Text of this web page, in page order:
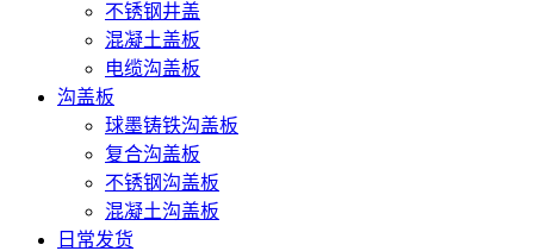
不锈钢井盖
混凝土盖板
电缆沟盖板
沟盖板
球墨铸铁沟盖板
复合沟盖板
不锈钢沟盖板
混凝土沟盖板
日常发货